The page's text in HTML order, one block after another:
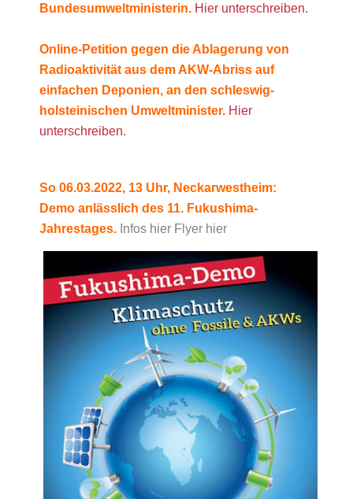
Bundesumweltministerin. Hier unterschreiben.
Online-Petition gegen die Ablagerung von
Radioaktivität aus dem AKW-Abriss auf
einfachen Deponien, an den schleswig-
holsteinischen Umweltminister. Hier
unterschreiben.
So 06.03.2022, 13 Uhr, Neckarwestheim:
Demo anlässlich des 11. Fukushima-
Jahrestages. Infos hier Flyer hier